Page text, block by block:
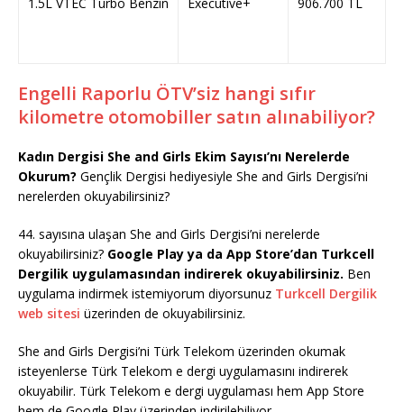
1.5L VTEC Turbo Benzin Executive+ 906.700 TL
Engelli Raporlu ÖTV’siz hangi sıfır
kilometre otomobiller satın alınabiliyor?
Kadın Dergisi She and Girls Ekim Sayısı’nı Nerelerde
Okurum? Gençlik Dergisi hediyesiyle She and Girls Dergisi’ni
nerelerden okuyabilirsiniz?
44. sayısına ulaşan She and Girls Dergisi’ni nerelerde
okuyabilirsiniz? Google Play ya da App Store’dan Turkcell
Dergilik uygulamasından indirerek okuyabilirsiniz. Ben
uygulama indirmek istemiyorum diyorsunuz Turkcell Dergilik
web sitesi üzerinden de okuyabilirsiniz.
She and Girls Dergisi’ni Türk Telekom üzerinden okumak
isteyenlerse Türk Telekom e dergi uygulamasını indirerek
okuyabilir. Türk Telekom e dergi uygulaması hem App Store